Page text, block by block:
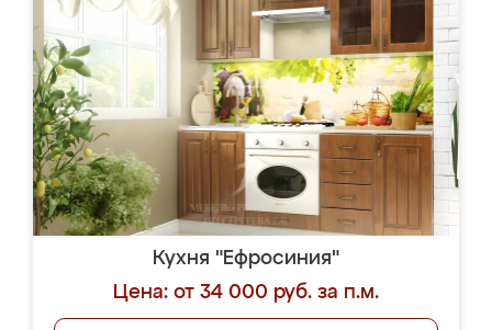
Кухня "Ефросиния"
Цена: от 34 000 руб. за п.м.